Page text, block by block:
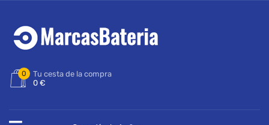
0
Tu cesta de la compra
0 €